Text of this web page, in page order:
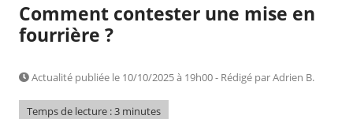
Comment contester une mise en
fourrière ?
Actualité publiée le 10/10/2025 à 19h00 - Rédigé par Adrien B.
Temps de lecture : 3 minutes